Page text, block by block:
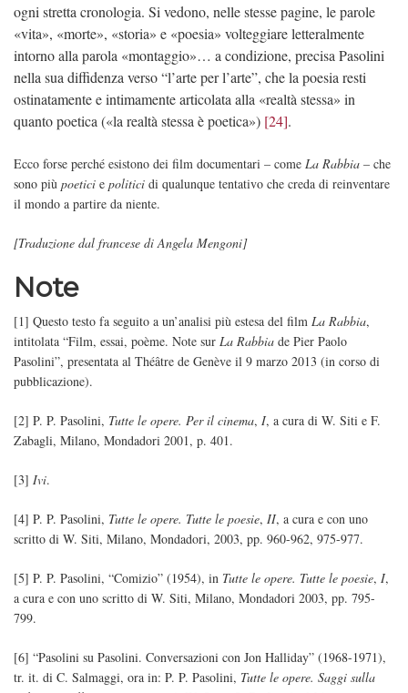
ogni stretta cronologia. Si vedono, nelle stesse pagine, le parole
«vita», «morte», «storia» e «poesia» volteggiare letteralmente
intorno alla parola «montaggio»… a condizione, precisa Pasolini
nella sua diffidenza verso “l’arte per l’arte”, che la poesia resti
ostinatamente e intimamente articolata alla «realtà stessa» in
quanto poetica («la realtà stessa è poetica») [24].
Ecco forse perché esistono dei film documentari – come La Rabbia – che
sono più poetici e politici di qualunque tentativo che creda di reinventare
il mondo a partire da niente.
[Traduzione dal francese di Angela Mengoni]
Note
[1] Questo testo fa seguito a un’analisi più estesa del film La Rabbia,
intitolata “Film, essai, poème. Note sur La Rabbia de Pier Paolo
Pasolini”, presentata al Théâtre de Genève il 9 marzo 2013 (in corso di
pubblicazione).
[2] P. P. Pasolini, Tutte le opere. Per il cinema, I, a cura di W. Siti e F.
Zabagli, Milano, Mondadori 2001, p. 401.
[3] Ivi.
[4] P. P. Pasolini, Tutte le opere. Tutte le poesie, II, a cura e con uno
scritto di W. Siti, Milano, Mondadori, 2003, pp. 960-962, 975-977.
[5] P. P. Pasolini, “Comizio” (1954), in Tutte le opere. Tutte le poesie, I,
a cura e con uno scritto di W. Siti, Milano, Mondadori 2003, pp. 795-
799.
[6] “Pasolini su Pasolini. Conversazioni con Jon Halliday” (1968-1971),
tr. it. di C. Salmaggi, ora in: P. P. Pasolini, Tutte le opere. Saggi sulla